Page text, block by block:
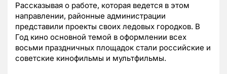
Рассказывая о работе, которая ведется в этом
направлении, районные администрации
представили проекты своих ледовых городков. В
Год кино основной темой в оформлении всех
восьми праздничных площадок стали российские и
советские кинофильмы и мультфильмы.